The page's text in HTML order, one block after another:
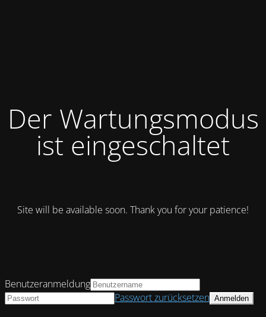
Der Wartungsmodus
ist eingeschaltet
Site will be available soon. Thank you for your patience!
Benutzeranmeldung
Passwort zurücksetzen